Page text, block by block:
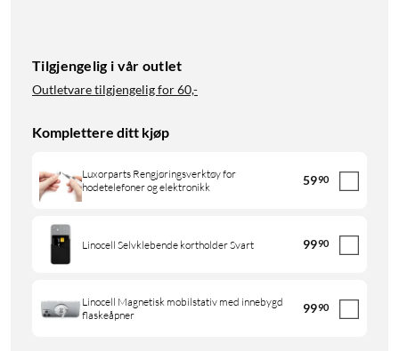
Tilgjengelig i vår outlet
Outletvare tilgjengelig for60,-
Komplettere ditt kjøp
Luxorparts Rengjøringsverktøy for
hodetelefoner og elektronikk
5990
Linocell Selvklebende kortholder Svart 9990
Linocell Magnetisk mobilstativ med innebygd
flaskeåpner
9990